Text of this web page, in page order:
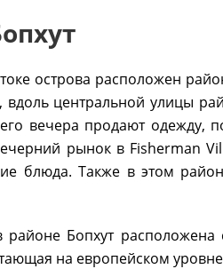
острова расположен
вдоль центральной улицы
вечера продают одежду,
рынок в Fisherman
блюда. Также в этом
Бопхут расположена
на европейском